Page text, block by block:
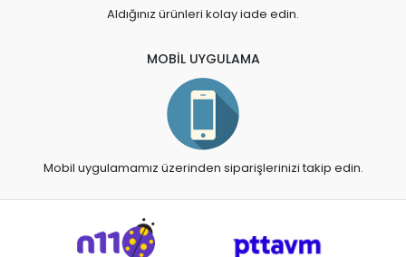
Aldığınız ürünleri kolay iade edin.
MOBİL UYGULAMA
Mobil uygulamamız üzerinden siparişlerinizi takip edin.